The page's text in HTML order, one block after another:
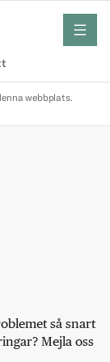
meny
webbplats.
så snart
Mejla oss